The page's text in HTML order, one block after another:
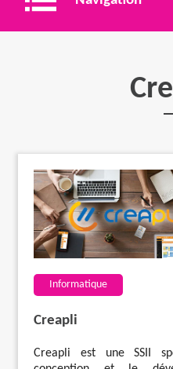
Travaux
Evénementiel
Santé
Plus
Informatique
Creapli
Creapli est une SSII